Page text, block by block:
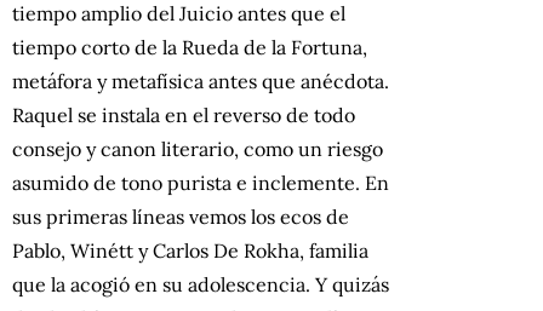
tiempo amplio del Juicio antes que el
tiempo corto de la Rueda de la Fortuna,
metáfora y metafísica antes que anécdota.
Raquel se instala en el reverso de todo
consejo y canon literario, como un riesgo
asumido de tono purista e inclemente. En
sus primeras líneas vemos los ecos de
Pablo, Winétt y Carlos De Rokha, familia
que la acogió en su adolescencia. Y quizás